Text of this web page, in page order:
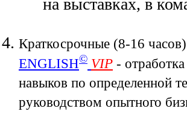
на выставках, в
Краткосрочные (8-16
ENGLISH© VIP -
навыков по определенной
руководством опытного